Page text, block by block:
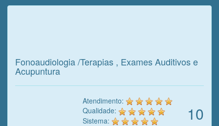
Fonoaudiologia /Terapias , Exames Auditivos e
Acupuntura
10
Atendimento:
Qualidade:
Sistema: